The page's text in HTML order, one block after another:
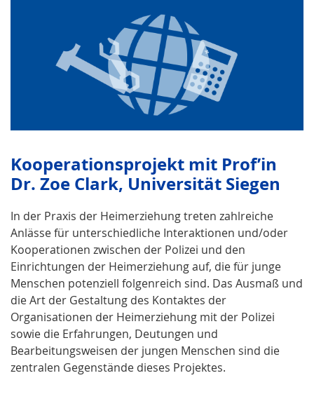
Kooperationsprojekt mit Prof’in
Dr. Zoe Clark, Universität Siegen
In der Praxis der Heimerziehung treten zahlreiche
Anlässe für unterschiedliche Interaktionen und/oder
Kooperationen zwischen der Polizei und den
Einrichtungen der Heimerziehung auf, die für junge
Menschen potenziell folgenreich sind. Das Ausmaß und
die Art der Gestaltung des Kontaktes der
Organisationen der Heimerziehung mit der Polizei
sowie die Erfahrungen, Deutungen und
Bearbeitungsweisen der jungen Menschen sind die
zentralen Gegenstände dieses Projektes.